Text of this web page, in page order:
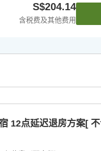
S$204.14
含税费及其他费用
12点延迟退房方案[